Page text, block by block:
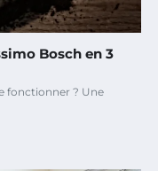
Bosch en 3
fonctionner ? Une